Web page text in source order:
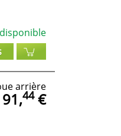
disponible
arrière
44€